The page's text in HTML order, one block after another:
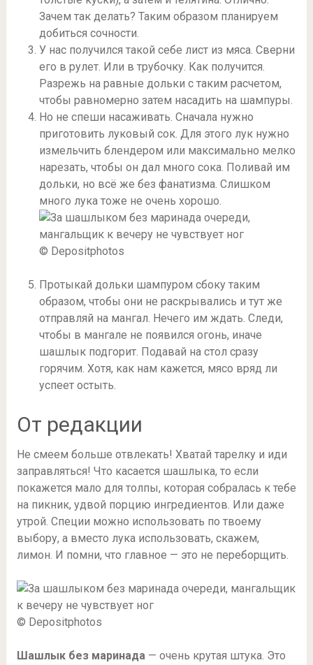
Зачем так делать? Таким образом планируем
добиться сочности.
У нас получился такой себе лист из мяса. Сверни
его в рулет. Или в трубочку. Как получится.
Разрежь на равные дольки с таким расчетом,
чтобы равномерно затем насадить на шампуры.
Но не спеши насаживать. Сначала нужно
приготовить луковый сок. Для этого лук нужно
измельчить блендером или максимально мелко
нарезать, чтобы он дал много сока. Поливай им
дольки, но всё же без фанатизма. Слишком
много лука тоже не очень хорошо.
© Depositphotos
Протыкай дольки шампуром сбоку таким
образом, чтобы они не раскрывались и тут же
отправляй на мангал. Нечего им ждать. Следи,
чтобы в мангале не появился огонь, иначе
шашлык подгорит. Подавай на стол сразу
горячим. Хотя, как нам кажется, мясо вряд ли
успеет остыть.
От редакции
Не смеем больше отвлекать! Хватай тарелку и иди
заправляться! Что касается шашлыка, то если
покажется мало для толпы, которая собралась к тебе
на пикник, удвой порцию ингредиентов. Или даже
утрой. Специи можно использовать по твоему
выбору, а вместо лука использовать, скажем,
лимон. И помни, что главное — это не переборщить.
© Depositphotos
Шашлык без маринада— очень крутая штука. Это